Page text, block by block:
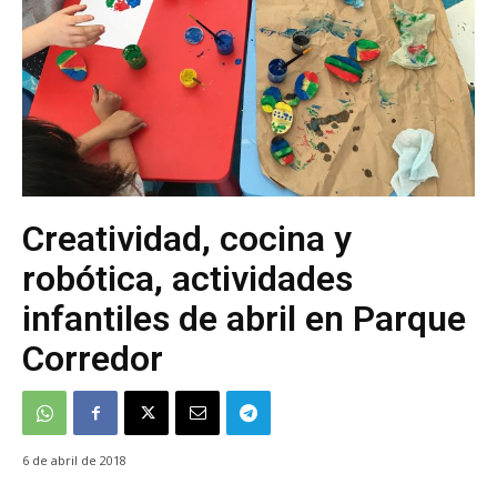
Creatividad, cocina y
robótica, actividades
infantiles de abril en Parque
Corredor
6 de abril de 2018